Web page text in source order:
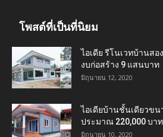
โพสต์ที่เป็นที่นิยม
ไอเดีย รีโนเวทบ้านส
งบก่อสร้าง 9 แสนบาท
มิถุนายน 12, 2020
ไอเดียบ้านชั้นเดียวขน
ประมาณ 220,000 บาท
มิถุนายน 10, 2020